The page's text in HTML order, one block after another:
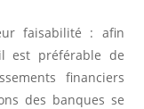
faisabilité : afin
est préférable de
financiers
des banques se